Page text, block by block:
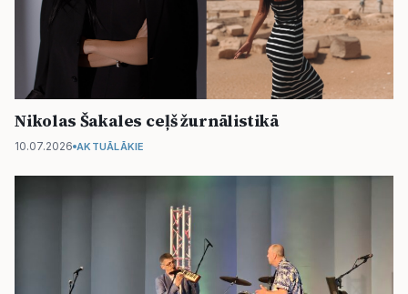
Nikolas Šakales ceļš žurnālistikā
10.07.2026 AKTUĀLĀKIE